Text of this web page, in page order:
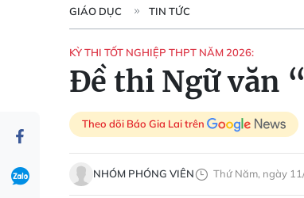
GIÁO DỤC TIN TỨC
KỲ THI TỐT NGHIỆP THPT NĂM 2026:
Đề thi Ngữ văn
Theo dõi Báo Gia Lai trên
NHÓM PHÓNG VIÊN Thứ Năm, ngày